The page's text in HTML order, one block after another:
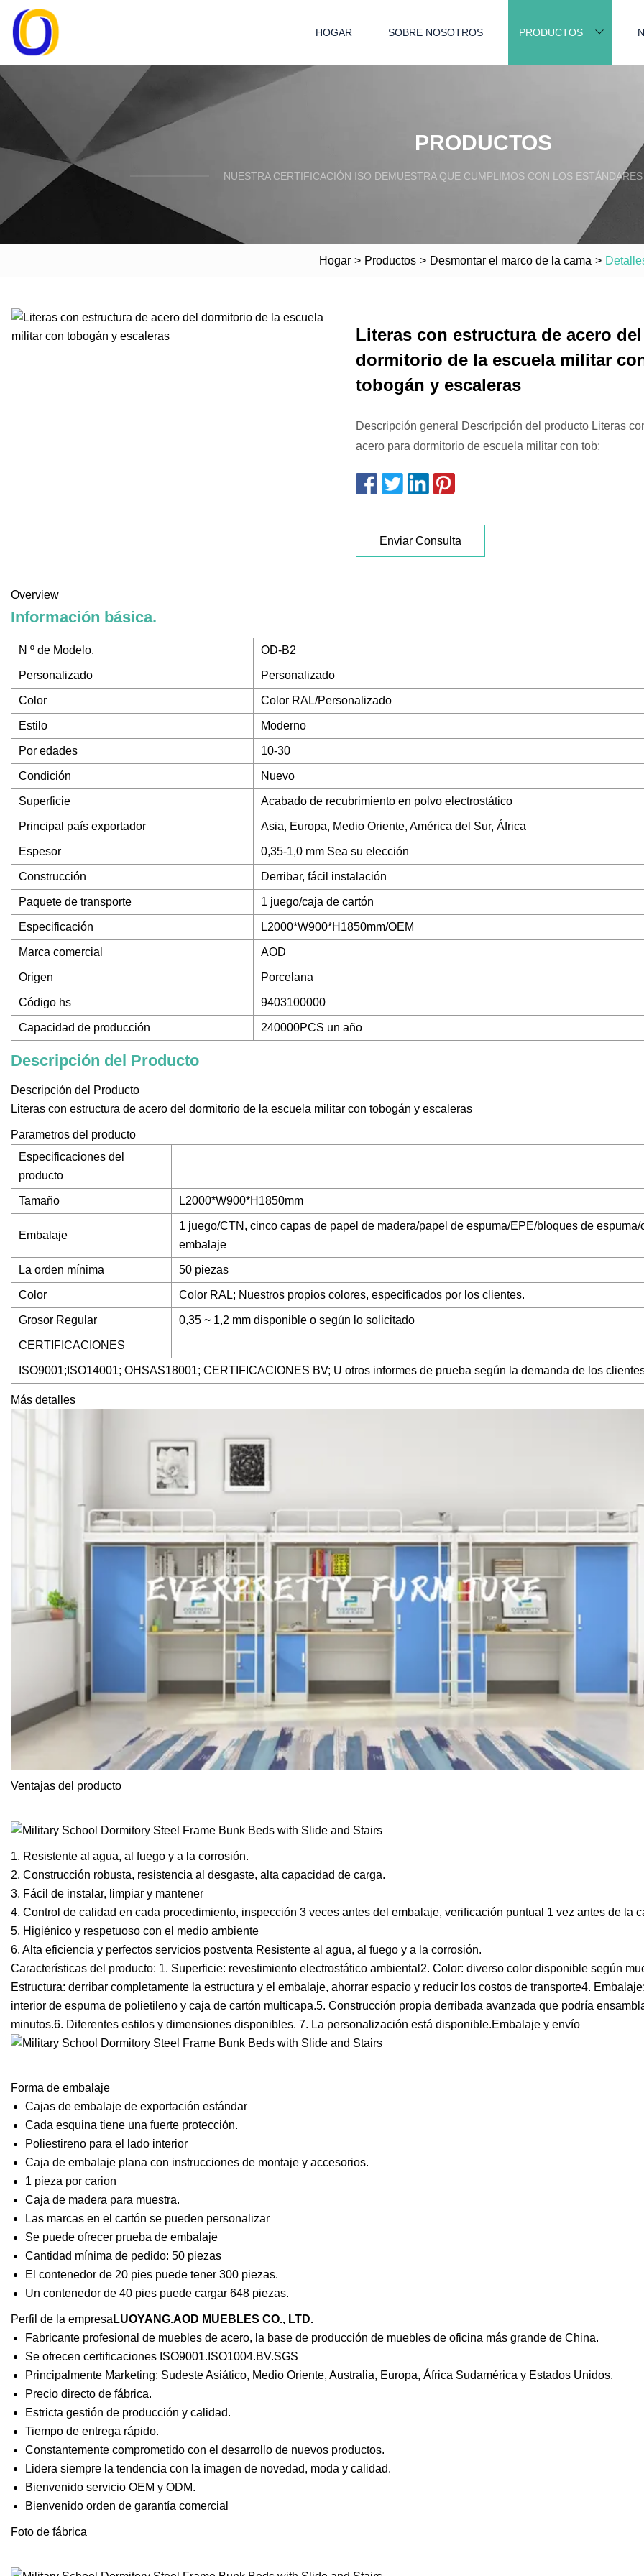
HOGAR SOBRE NOSOTROS PRODUCTOS
PRODUCTOS
NUESTRA CERTIFICACIÓN ISO DEMUESTRA QUE CUMPLIMOS CON LOS
Hogar > Productos > Desmontar el marco de la cama >
Literas con estructura de acero del
dormitorio de la escuela militar
tobogán y escaleras
Descripción general Descripción del producto Literas
acero para dormitorio de escuela militar con tob;
Enviar Consulta
Overview
Información básica.
N º de Modelo. OD-B2
Personalizado Personalizado
Color Color RAL/Personalizado
Estilo Moderno
Por edades 10-30
Condición Nuevo
Superficie Acabado de recubrimiento en polvo electrostático
Principal país exportador Asia, Europa, Medio Oriente, América del Sur, África
Espesor 0,35-1,0 mm Sea su elección
Construcción Derribar, fácil instalación
Paquete de transporte 1 juego/caja de cartón
Especificación L2000*W900*H1850mm/OEM
Marca comercial AOD
Origen Porcelana
Código hs 9403100000
Capacidad de producción 240000PCS un año
Descripción del Producto
Descripción del Producto
Literas con estructura de acero del dormitorio de la escuela militar con tobogán y escaleras
Parametros del producto
Especificaciones del
producto
Tamaño L2000*W900*H1850mm
Embalaje
1 juego/CTN, cinco capas de papel de madera/papel de espuma/EPE/bloques de espuma/
embalaje
La orden mínima 50 piezas
Color Color RAL; Nuestros propios colores, especificados por los clientes.
Grosor Regular 0,35 ~ 1,2 mm disponible o según lo solicitado
CERTIFICACIONES
ISO9001;ISO14001; OHSAS18001; CERTIFICACIONES BV; U otros informes de prueba según la demanda de los
Más detalles
Ventajas del producto
1. Resistente al agua, al fuego y a la corrosión.
2. Construcción robusta, resistencia al desgaste, alta capacidad de carga.
3. Fácil de instalar, limpiar y mantener
4. Control de calidad en cada procedimiento, inspección 3 veces antes del embalaje, verificación puntual 1 vez antes de la
5. Higiénico y respetuoso con el medio ambiente
6. Alta eficiencia y perfectos servicios postventa Resistente al agua, al fuego y a la corrosión.
Características del producto: 1. Superficie: revestimiento electrostático ambiental2. Color: diverso color disponible según
Estructura: derribar completamente la estructura y el embalaje, ahorrar espacio y reducir los costos de transporte4.
interior de espuma de polietileno y caja de cartón multicapa.5. Construcción propia derribada avanzada que podría
minutos.6. Diferentes estilos y dimensiones disponibles. 7. La personalización está disponible.Embalaje y envío
Forma de embalaje
Cajas de embalaje de exportación estándar
Cada esquina tiene una fuerte protección.
Poliestireno para el lado interior
Caja de embalaje plana con instrucciones de montaje y accesorios.
1 pieza por carion
Caja de madera para muestra.
Las marcas en el cartón se pueden personalizar
Se puede ofrecer prueba de embalaje
Cantidad mínima de pedido: 50 piezas
El contenedor de 20 pies puede tener 300 piezas.
Un contenedor de 40 pies puede cargar 648 piezas.
Perfil de la empresa LUOYANG.AOD MUEBLES CO., LTD.
Fabricante profesional de muebles de acero, la base de producción de muebles de oficina más grande de China.
Se ofrecen certificaciones ISO9001.ISO1004.BV.SGS
Principalmente Marketing: Sudeste Asiático, Medio Oriente, Australia, Europa, África Sudamérica y Estados Unidos.
Precio directo de fábrica.
Estricta gestión de producción y calidad.
Tiempo de entrega rápido.
Constantemente comprometido con el desarrollo de nuevos productos.
Lidera siempre la tendencia con la imagen de novedad, moda y calidad.
Bienvenido servicio OEM y ODM.
Bienvenido orden de garantía comercial
Foto de fábrica